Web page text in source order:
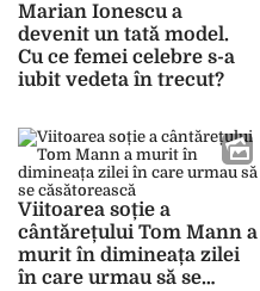
Marian Ionescu a
devenit un tată model.
Cu ce femei celebre s-a
iubit vedeta în trecut?
Viitoarea soție a
cântărețului Tom Mann a
murit în dimineața zilei
în care urmau să se